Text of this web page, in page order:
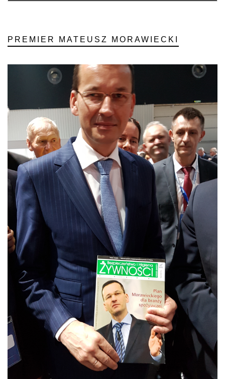
PREMIER MATEUSZ MORAWIECKI